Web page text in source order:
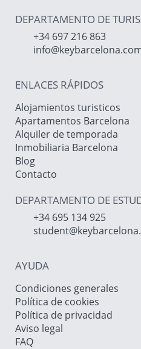
DEPARTAMENTO DE
+34 697 216 863
ENLACES RÁPIDOS
Alojamientos turisticos
Apartamentos Barcelona
Alquiler de temporada
Inmobiliaria Barcelona
Blog
Contacto
DEPARTAMENTO DE
+34 695 134 925
AYUDA
Condiciones generales
Política de cookies
Política de privacidad
Aviso legal
FAQ